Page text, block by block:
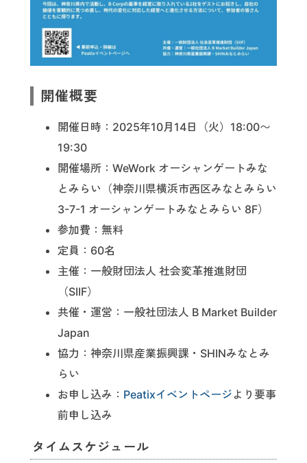
開催概要
開催日時：2025年10月14日（火）18:00〜
19:30
開催場所：WeWork オーシャンゲートみな
とみらい（神奈川県横浜市西区みなとみらい
3-7-1 オーシャンゲートみなとみらい 8F）
参加費：無料
定員：60名
主催：一般財団法人 社会変革推進財団
（SIIF）
共催・運営：一般社団法人 B Market Builder
Japan
協力：神奈川県産業振興課・SHINみなとみ
らい
お申し込み： Peatixイベントページより要事
前申し込み
タイムスケジュール